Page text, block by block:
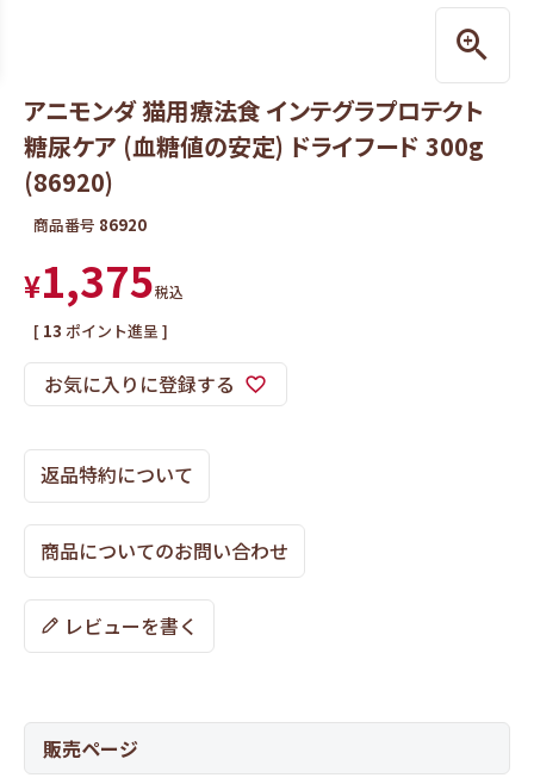
アニモンダ 猫用療法食 インテグラプロテクト
糖尿ケア (血糖値の安定) ドライフード 300g
(86920)
商品番号 86920
¥1,375税込
[ 13 ポイント進呈 ]
お気に入りに登録する
返品特約について
商品についてのお問い合わせ
レビューを書く
販売ページ